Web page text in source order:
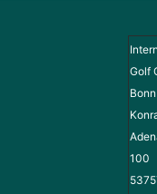
Golf
100